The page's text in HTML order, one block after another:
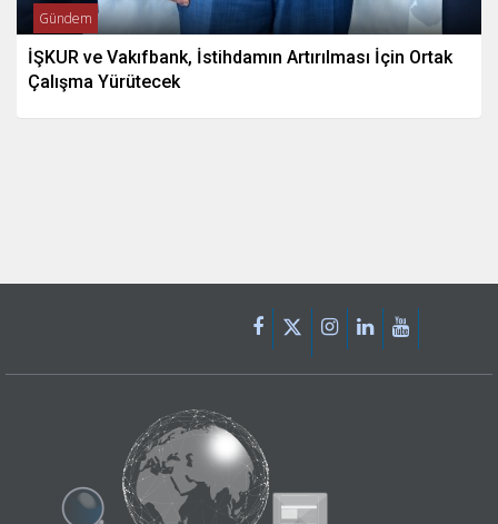
Gündem
İŞKUR ve Vakıfbank, İstihdamın Artırılması İçin Ortak
Çalışma Yürütecek